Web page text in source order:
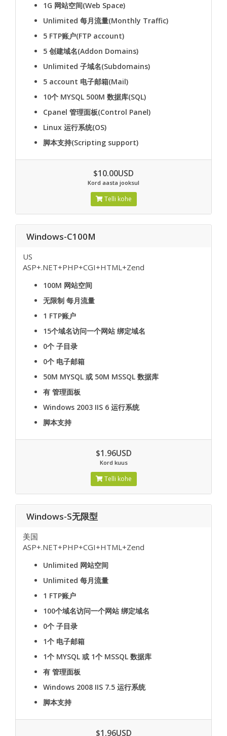
1G 网站空间(Web Space)
Unlimited 每月流量(Monthly Traffic)
5 FTP账户(FTP account)
5 创建域名(Addon Domains)
Unlimited 子域名(Subdomains)
5 account 电子邮箱(Mail)
10个 MYSQL 500M 数据库(SQL)
Cpanel 管理面板(Control Panel)
Linux 运行系统(OS)
脚本支持(Scripting support)
$10.00USD
Kord aasta jooksul
Telli kohe
Windows-C100M
US
ASP+.NET+PHP+CGI+HTML+Zend
100M 网站空间
无限制 每月流量
1 FTP账户
15个域名访问一个网站 绑定域名
0个 子目录
0个 电子邮箱
50M MYSQL 或 50M MSSQL 数据库
有 管理面板
Windows 2003 IIS 6 运行系统
脚本支持
$1.96USD
Kord kuus
Telli kohe
Windows-S无限型
美国
ASP+.NET+PHP+CGI+HTML+Zend
Unlimited 网站空间
Unlimited 每月流量
1 FTP账户
100个域名访问一个网站 绑定域名
0个 子目录
1个 电子邮箱
1个 MYSQL 或 1个 MSSQL 数据库
有 管理面板
Windows 2008 IIS 7.5 运行系统
脚本支持
$1.96USD